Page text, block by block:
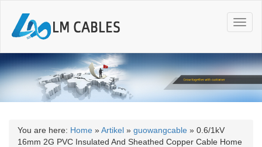
T
o
g
l
n
a
g
You are here: Home »Artikel » guowangcable » 0.6/1kV
16mm 2G PVC Insulated And Sheathed Copper Cable Home